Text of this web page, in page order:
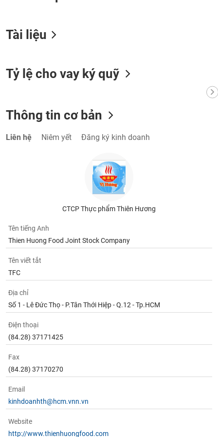
Tài liệu
Tỷ lệ cho vay ký quỹ
Thông tin cơ bản
Liên hệ Niêm yết Đăng ký kinh doanh
CTCP Thực phẩm Thiên Hương
Tên tiếng Anh
Thien Huong Food Joint Stock Company
Tên viết tắt
TFC
Địa chỉ
Số 1 - Lê Đức Thọ - P.Tân Thới Hiệp - Q.12 - Tp.HCM
Điện thoại
(84.28) 37171425
Fax
(84.28) 37170270
Email
kinhdoanhth@hcm.vnn.vn
Website
http://www.thienhuongfood.com
TIỆN
BẤT
ĐỘNG
Lãnh
(-)
Tất cả Người nội bộ Người liên quan Cổ đông lớn
Tin
(-)
Bài
của
tác
giả
Báo
cáo